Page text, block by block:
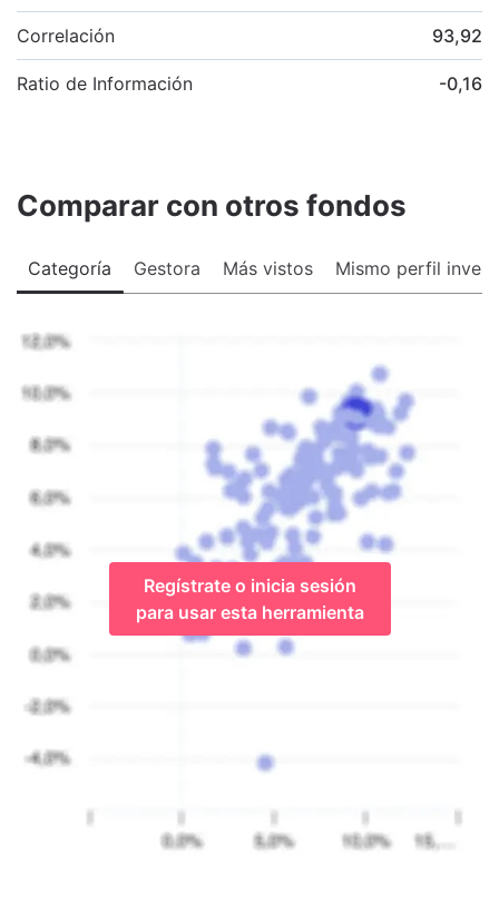
Correlación 93,92
Ratio de Información -0,16
Comparar con otros fondos
Categoría Gestora Más vistos Mismo perfil
Regístrate o inicia sesión
para usar esta herramienta